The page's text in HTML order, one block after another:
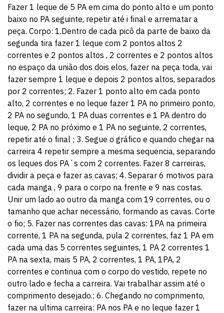
Fazer 1 leque de 5 PA em cima do ponto alto e um ponto
baixo no PA seguinte, repetir até i final e arrematar a
peça. Corpo: 1.Dentro de cada picô da parte de baixo da
segunda tira fazer 1 leque com 2 pontos altos 2
correntes e 2 pontos altos , 2 correntes e 2 pontos altos
no espaço da união dos dois elos, fazer na peça toda, vai
fazer sempre 1 leque e depois 2 pontos altos, separados
por 2 correntes; 2. Fazer 1 ponto alto em cada ponto
alto, 2 correntes e no leque fazer 1 PA no primeiro ponto,
2 PA no segundo, 1 PA duas correntes e 1 PA dentro do
leque, 2 PA no próximo e 1 PA no seguinte, 2 correntes,
repetir até o final ; 3. Segue o gráfico e quando chegar na
carreira 4 repetir sempre a mesma sequencia, separando
os leques dos PA´s com 2 correntes. Fazer 8 carreiras,
dividir a peça e fazer as cavas; 4. Separar 6 motivos para
cada manga , 9 para o corpo na frente e 9 nas costas.
Unir um lado ao outro da manga com 19 correntes, ou o
tamanho que achar necessário, formando as cavas. Corte
o fio; 5. Fazer nas correntes das cavas: 1PA na primeira
corrente, 1 PA na segunda, pula 2 correntes, faz 1 PA em
cada uma das 5 correntes seguintes, 1 PA 2 correntes 1
PA na sexta, mais 5 PA, 2 correntes, 1 PA, 1PA, 2
correntes e continua com o corpo do vestido, repete no
outro lado e fecha a carreira. Vai trabalhar assim até o
comprimento desejado.; 6. Chegando no comprimento,
fazer na ultima carreira: PA nos PA e no leque fazer 1